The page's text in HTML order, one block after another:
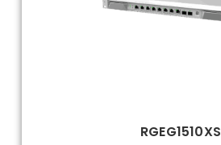
RGEG1510XS